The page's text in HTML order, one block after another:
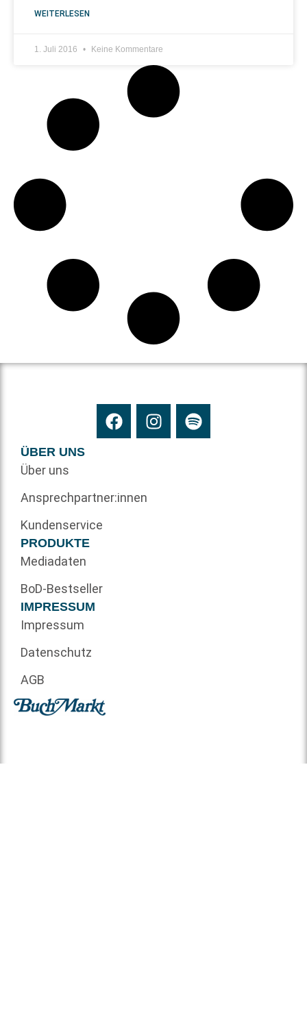
WEITERLESEN
1. Juli 2016 Keine Kommentare
ÜBER UNS
Über uns
Ansprechpartner:innen
Kundenservice
PRODUKTE
Mediadaten
BoD-Bestseller
IMPRESSUM
Impressum
Datenschutz
AGB